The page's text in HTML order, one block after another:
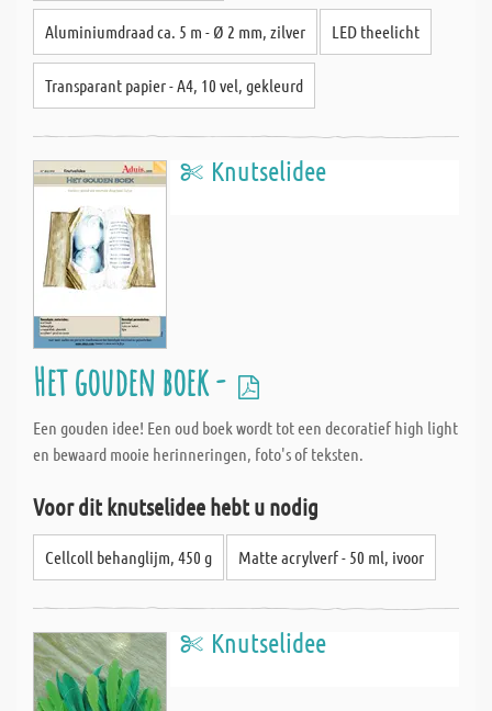
Aluminiumdraad ca. 5 m - Ø 2 mm, zilver LED theelicht
Transparant papier - A4, 10 vel, gekleurd
Knutselidee
Het gouden boek -
Een gouden idee! Een oud boek wordt tot een decoratief high light
en bewaard mooie herinneringen, foto's of teksten.
Voor dit knutselidee hebt u nodig
Cellcoll behanglijm, 450 g Matte acrylverf - 50 ml, ivoor
Knutselidee